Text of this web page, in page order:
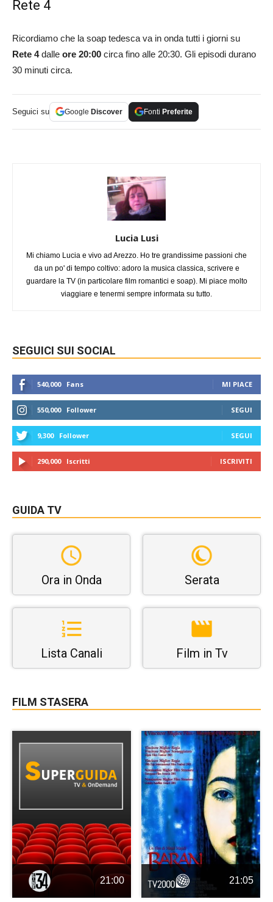
Rete 4
Ricordiamo che la soap tedesca va in onda tutti i giorni su
Rete 4dalle ore 20:00 circa fino alle 20:30. Gli episodi durano
30 minuti circa.
Seguici su Google Discover Fonti Preferite
Lucia Lusi
Mi chiamo Lucia e vivo ad Arezzo. Ho tre grandissime passioni che
da un po' di tempo coltivo: adoro la musica classica, scrivere e
guardare la TV (in particolare film romantici e soap). Mi piace molto
viaggiare e tenermi sempre informata su tutto.
SEGUICI SUI SOCIAL
540,000 Fans MI PIACE
550,000 Follower SEGUI
9,300 Follower SEGUI
290,000 Iscritti ISCRIVITI
GUIDA TV
Ora in Onda Serata
Lista Canali Film in Tv
FILM STASERA
21:00 21:05